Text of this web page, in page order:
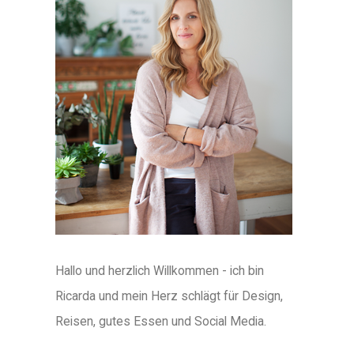
Hallo und herzlich Willkommen - ich bin
Ricarda und mein Herz schlägt für Design,
Reisen, gutes Essen und Social Media.